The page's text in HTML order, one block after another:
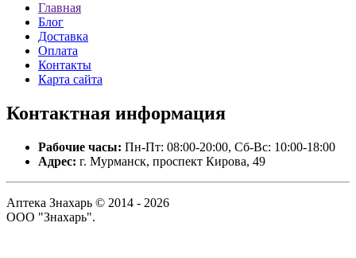
Главная
Блог
Доставка
Оплата
Контакты
Карта сайта
Контактная информация
Рабочие часы: Пн-Пт: 08:00-20:00, Сб-Вс: 10:00-18:00
Адрес: г. Мурманск, проспект Кирова, 49
Аптека Знахарь © 2014 - 2026
ООО "Знахарь".